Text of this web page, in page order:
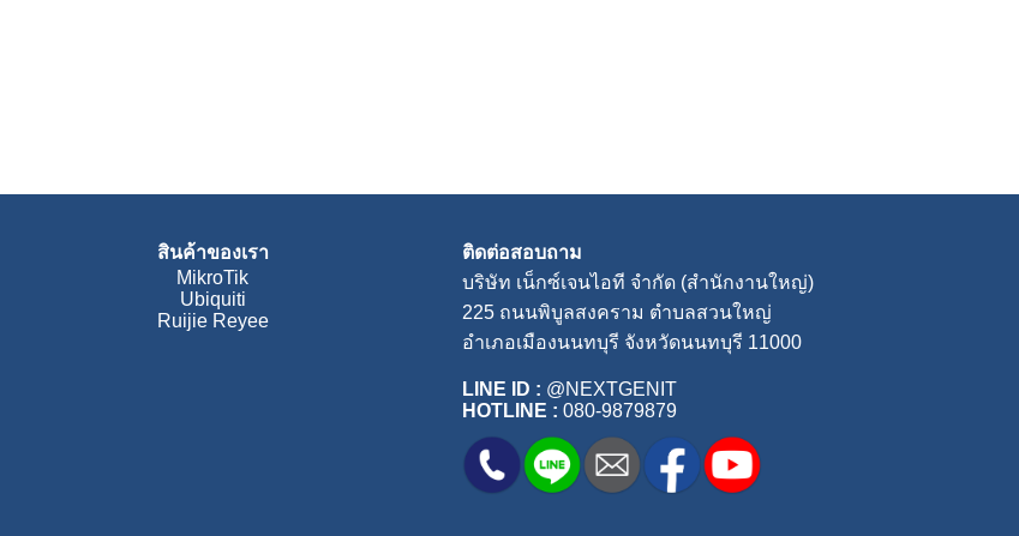
สินค้าของเรา
MikroTik
Ubiquiti
Ruijie Reyee
ติดต่อสอบถาม
บริษัท เน็กซ์เจนไอที จำกัด (สำนักงานใหญ่)
225 ถนนพิบูลสงคราม ตำบลสวนใหญ่
อำเภอเมืองนนทบุรี จังหวัดนนทบุรี 11000
LINE ID : @NEXTGENIT
HOTLINE : 080-9879879